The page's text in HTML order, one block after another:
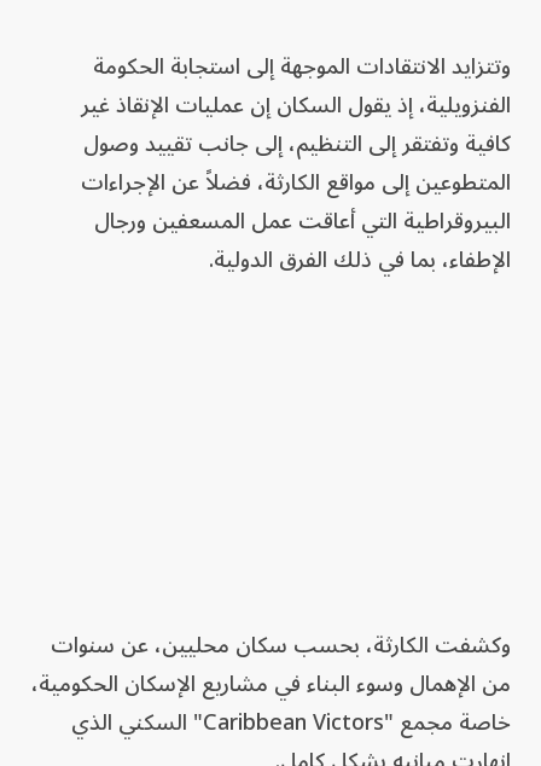
وتتزايد الانتقادات الموجهة إلى استجابة الحكومة
الفنزويلية، إذ يقول السكان إن عمليات الإنقاذ غير
كافية وتفتقر إلى التنظيم، إلى جانب تقييد وصول
المتطوعين إلى مواقع الكارثة، فضلاً عن الإجراءات
البيروقراطية التي أعاقت عمل المسعفين ورجال
الإطفاء، بما في ذلك الفرق الدولية.
وكشفت الكارثة، بحسب سكان محليين، عن سنوات
من الإهمال وسوء البناء في مشاريع الإسكان الحكومية،
خاصة مجمع "Caribbean Victors" السكني الذي